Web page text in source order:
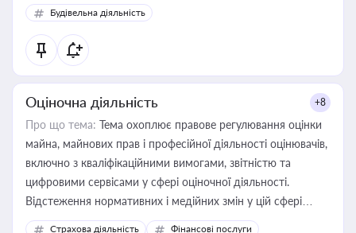
Будівельна діяльність
Оціночна діяльність +8
Про що тема: Тема охоплює правове регулювання оцінки
майна, майнових прав і професійної діяльності оцінювачів,
включно з кваліфікаційними вимогами, звітністю та
цифровими сервісами у сфері оціночної діяльності.
Відстеження нормативних і медійних змін у цій сфері
корисне для власника бізнесу, керівника, юриста або
Страхова діяльність
Фінансові послуги